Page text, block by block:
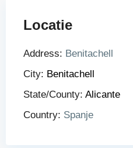
Locatie
Address: Benitachell
City: Benitachell
State/County: Alicante
Country: Spanje